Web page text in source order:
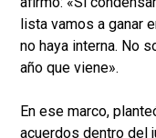
lista vamos a ganar
no haya interna. No
año que viene».
En ese marco,
acuerdos dentro del